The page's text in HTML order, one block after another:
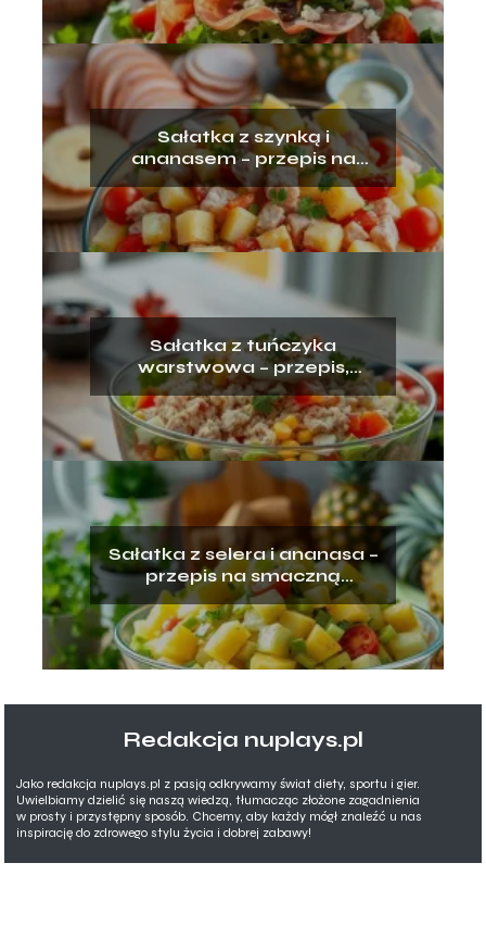
Sałatka z szynką i
ananasem – przepis na
pyszne danie!
Sałatka z tuńczyka
warstwowa – przepis,
składniki, przygotowanie
Sałatka z selera i ananasa –
przepis na smaczną
przekąskę
Redakcja nuplays.pl
Jako redakcja nuplays.pl z pasją odkrywamy świat diety, sportu i gier.
Uwielbiamy dzielić się naszą wiedzą, tłumacząc złożone zagadnienia
w prosty i przystępny sposób. Chcemy, aby każdy mógł znaleźć u nas
inspirację do zdrowego stylu życia i dobrej zabawy!